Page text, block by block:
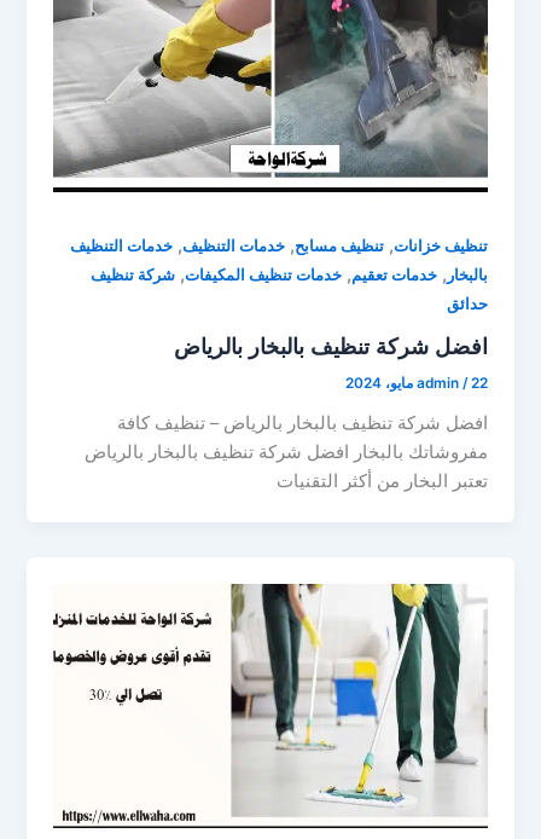
تنظيف خزانات,تنظيف مسابح,خدمات التنظيف,خدمات التنظيف
بالبخار ,خدمات تعقيم,خدمات تنظيف المكيفات,شركة تنظيف
حدائق
افضل شركة تنظيف بالبخار بالرياض
admin /22 مايو، 2024
افضل شركة تنظيف بالبخار بالرياض – تنظيف كافة
مفروشاتك بالبخار افضل شركة تنظيف بالبخار بالرياض
تعتبر البخار من أكثر التقنيات